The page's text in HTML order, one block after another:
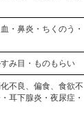
・鼻炎・ちくのう・
み目・ものもらい
不良、偏食、食欲不
耳下腺炎・夜尿症・